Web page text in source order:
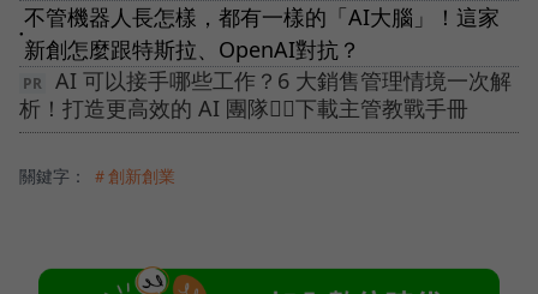
●
不管機器人長怎樣，都有一樣的「AI大腦」！這家
新創怎麼跟特斯拉、OpenAI對抗？
AI 可以接手哪些工作？6 大銷售管理情境一次解
析！打造更高效的 AI 團隊👉🏻下載主管教戰手冊
關鍵字： ＃創新創業